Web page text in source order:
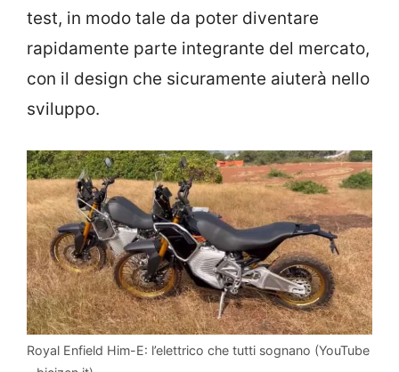
test, in modo tale da poter diventare
rapidamente parte integrante del mercato,
con il design che sicuramente aiuterà nello
sviluppo.
Royal Enfield Him-E: l’elettrico che tutti sognano (YouTube